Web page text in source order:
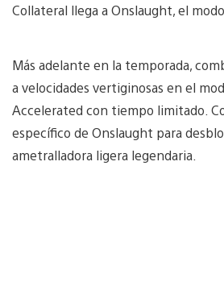
Collateral llega a Onslaught, el
Más adelante en la temporada,
a velocidades vertiginosas en el
Accelerated con tiempo limitado.
específico de Onslaught para
ametralladora ligera legendaria.